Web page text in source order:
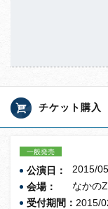
チケット購入
一般発売
公演日：
2015/
会場：
なかの
受付期間： 2015/